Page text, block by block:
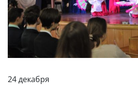
24 декабря